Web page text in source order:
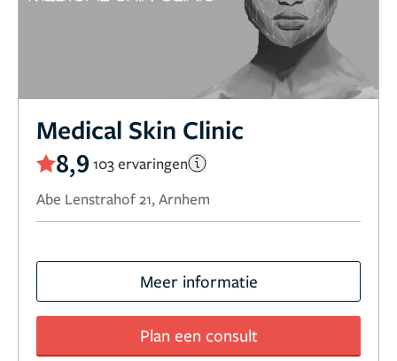
Medical Skin Clinic
8,9 103 ervaringen
Abe Lenstrahof 21, Arnhem
Meer informatie
Plan een consult